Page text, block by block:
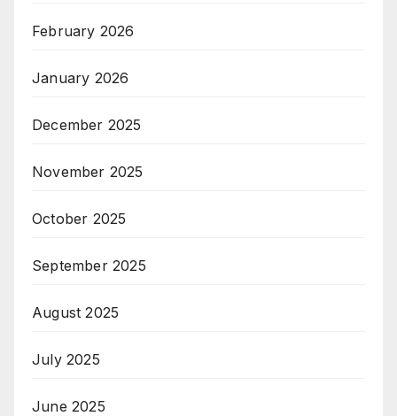
February 2026
January 2026
December 2025
November 2025
October 2025
September 2025
August 2025
July 2025
June 2025